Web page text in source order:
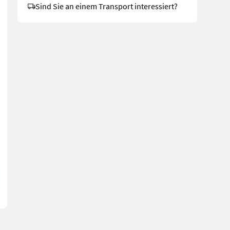
- Planetenlenkachse Standard - Komfort-
Sind Sie an einem Transport interessiert?